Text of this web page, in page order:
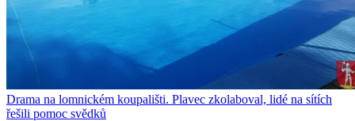
Drama na lomnickém koupališti. Plavec zkolaboval, lidé na sítích
řešili pomoc svědků